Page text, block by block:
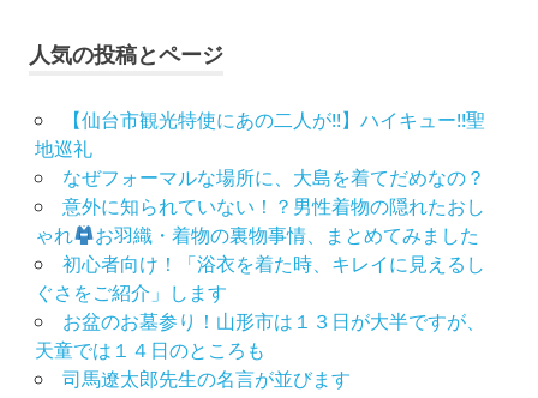
着
布
施
弥
七
京
染
店
思
い
出
つ
人気の投稿とページ
【仙台市観光特使にあの二人が!!】ハイキュー!!聖
地巡礼
なぜフォーマルな場所に、大島を着てだめなの？
意外に知られていない！？男性着物の隠れたおし
ゃれ
お羽織・着物の裏物事情、まとめてみました
初心者向け！「浴衣を着た時、キレイに見えるし
ぐさをご紹介」します
お盆のお墓参り！山形市は１３日が大半ですが、
天童では１４日のところも
司馬遼太郎先生の名言が並びます